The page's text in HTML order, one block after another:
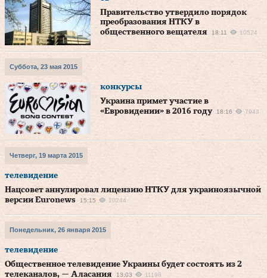
Правительство утвердило порядок
преобразования НТКУ в
общественного вещателя
18:11 10524
Суббота, 23 мая 2015
конкурсы
Украина примет участие в
«Евровидении» в 2016 году
18:16 7943
Четверг, 19 марта 2015
телевидение
Нацсовет аннулировал лицензию НТКУ для украиноязычной
версии Euronews
15:15 10244
Понедельник, 26 января 2015
телевидение
Общественное телевидение Украины будет состоять из 2
телеканалов, — Аласания
13:03 11198